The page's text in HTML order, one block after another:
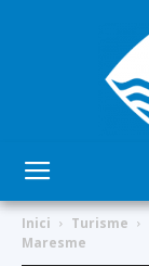
Inici Turisme
Maresme